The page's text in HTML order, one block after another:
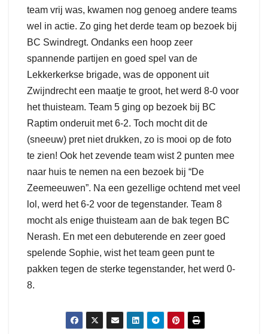
team vrij was, kwamen nog genoeg andere teams
wel in actie. Zo ging het derde team op bezoek bij
BC Swindregt. Ondanks een hoop zeer
spannende partijen en goed spel van de
Lekkerkerkse brigade, was de opponent uit
Zwijndrecht een maatje te groot, het werd 8-0 voor
het thuisteam. Team 5 ging op bezoek bij BC
Raptim onderuit met 6-2. Toch mocht dit de
(sneeuw) pret niet drukken, zo is mooi op de foto
te zien! Ook het zevende team wist 2 punten mee
naar huis te nemen na een bezoek bij “De
Zeemeeuwen”. Na een gezellige ochtend met veel
lol, werd het 6-2 voor de tegenstander. Team 8
mocht als enige thuisteam aan de bak tegen BC
Nerash. En met een debuterende en zeer goed
spelende Sophie, wist het team geen punt te
pakken tegen de sterke tegenstander, het werd 0-
8.